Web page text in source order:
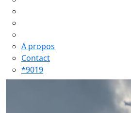
A propos
Contact
*9019